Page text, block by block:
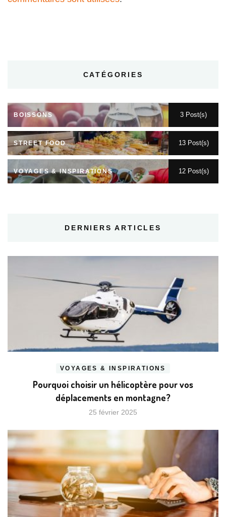
CATÉGORIES
BOISSONS 3 Post(s)
STREET FOOD 13 Post(s)
VOYAGES & INSPIRATIONS 12 Post(s)
DERNIERS ARTICLES
VOYAGES & INSPIRATIONS
Pourquoi choisir un hélicoptère pour vos
déplacements en montagne?
25 février 2025